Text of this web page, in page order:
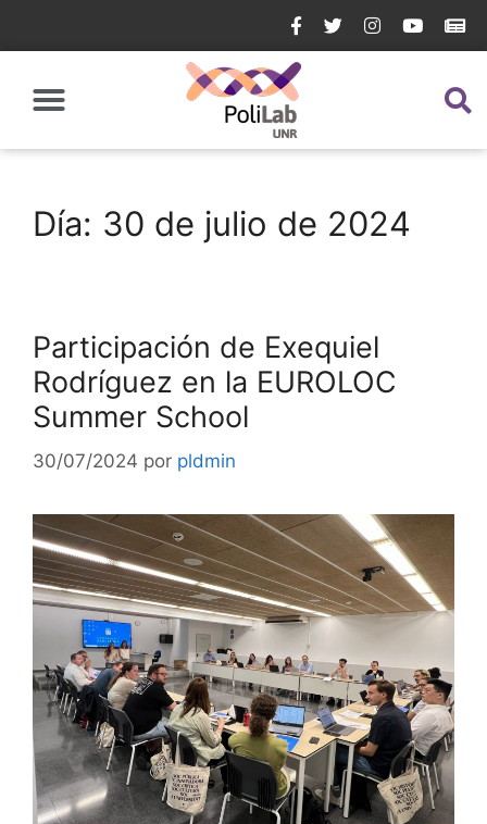
Día: 30 de julio de 2024
Participación de Exequiel
Rodríguez en la EUROLOC
Summer School
30/07/2024 por pldmin